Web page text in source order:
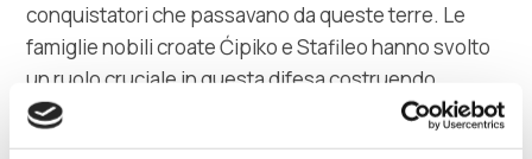
conquistatori che passavano da queste terre. Le
famiglie nobili croate Ćipiko e Stafileo hanno svolto
un ruolo cruciale in questa difesa costruendo
fortezze e proteggendo i villaggi. I nobili avevano il
compito difficile di mantenere un equilibrio tra